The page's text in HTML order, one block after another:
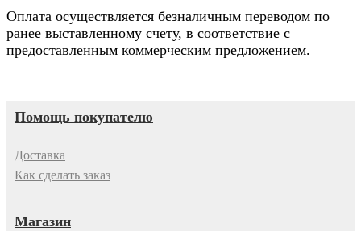
Оплата осуществляется безналичным переводом по
ранее выставленному счету, в соответствие с
предоставленным коммерческим предложением.
Помощь покупателю
Доставка
Как сделать заказ
Магазин